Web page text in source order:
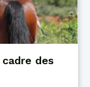
des